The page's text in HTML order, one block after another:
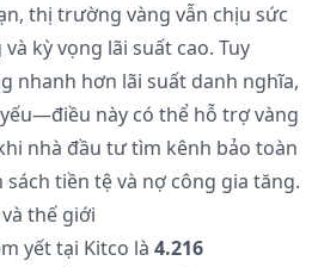
thị trường vàng vẫn chịu sức
kỳ vọng lãi suất cao. Tuy
nhanh hơn lãi suất danh nghĩa,
này có thể hỗ trợ vàng
nhà đầu tư tìm kênh bảo toàn
tiền tệ và nợ công gia tăng.
thế giới
yết tại Kitco là 4.216